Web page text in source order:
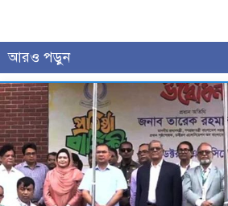
আরও পড়ুন